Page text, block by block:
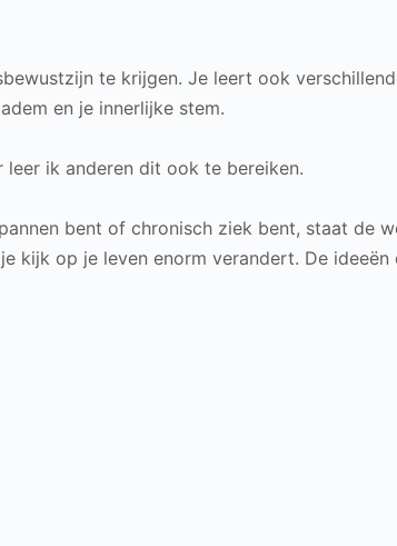
te krijgen. Je leert ook
en je innerlijke stem.
ik anderen dit ook te bereiken.
bent of chronisch ziek bent, staat de
kijk op je leven enorm verandert. De ideeën